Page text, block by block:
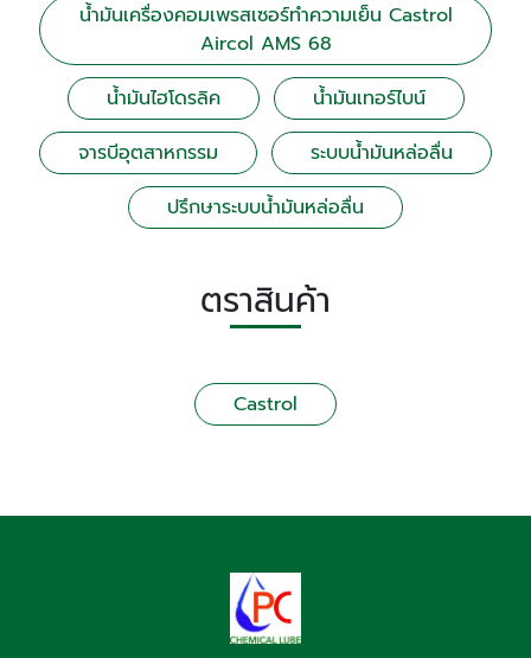
น้ำมันเครื่องคอมเพรสเซอร์ทำความเย็น Castrol
Aircol AMS 68
น้ำมันไฮโดรลิค
น้ำมันเทอร์ไบน์
จารบีอุตสาหกรรม
ระบบน้ำมันหล่อลื่น
ปรึกษาระบบน้ำมันหล่อลื่น
ตราสินค้า
Castrol